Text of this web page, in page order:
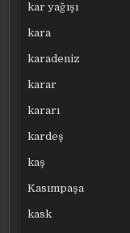
kar yağışı
kara
karadeniz
karar
kararı
kardeş
kaş
Kasımpaşa
kask